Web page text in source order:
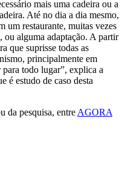
mais uma cadeira ou a
Até no dia a dia mesmo,
um restaurante, muitas vezes
ou alguma adaptação. A partir
que suprisse todas as
principalmente em
todo lugar”, explica a
é estudo de caso desta
da pesquisa, entre AGORA